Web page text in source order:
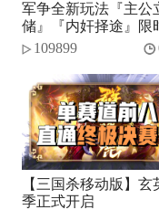
军争全新玩法『主公
储』『内奸择途』限
启！109899
【三国杀移动版】玄
季正式开启